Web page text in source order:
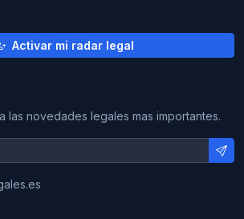
Activar mi radar legal
las novedades legales mas importantes.